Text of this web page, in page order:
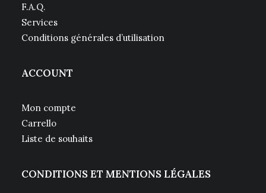
F.A.Q.
Services
Conditions générales d’utilisation
ACCOUNT
Mon compte
Carrello
Liste de souhaits
CONDITIONS ET MENTIONS LÉGALES